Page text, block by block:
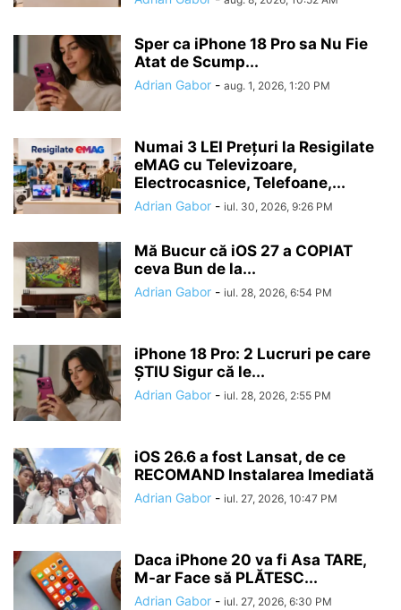
Sper ca iPhone 18 Pro sa Nu Fie
Atat de Scump...
Adrian Gabor - aug. 1, 2026, 1:20 PM
Numai 3 LEI Prețuri la Resigilate
eMAG cu Televizoare,
Electrocasnice, Telefoane,...
Adrian Gabor - iul. 30, 2026, 9:26 PM
Mă Bucur că iOS 27 a COPIAT
ceva Bun de la...
Adrian Gabor - iul. 28, 2026, 6:54 PM
iPhone 18 Pro: 2 Lucruri pe care
ȘTIU Sigur că le...
Adrian Gabor - iul. 28, 2026, 2:55 PM
iOS 26.6 a fost Lansat, de ce
RECOMAND Instalarea Imediată
Adrian Gabor - iul. 27, 2026, 10:47 PM
Daca iPhone 20 va fi Asa TARE,
M-ar Face să PLĂTESC...
Adrian Gabor - iul. 27, 2026, 6:30 PM